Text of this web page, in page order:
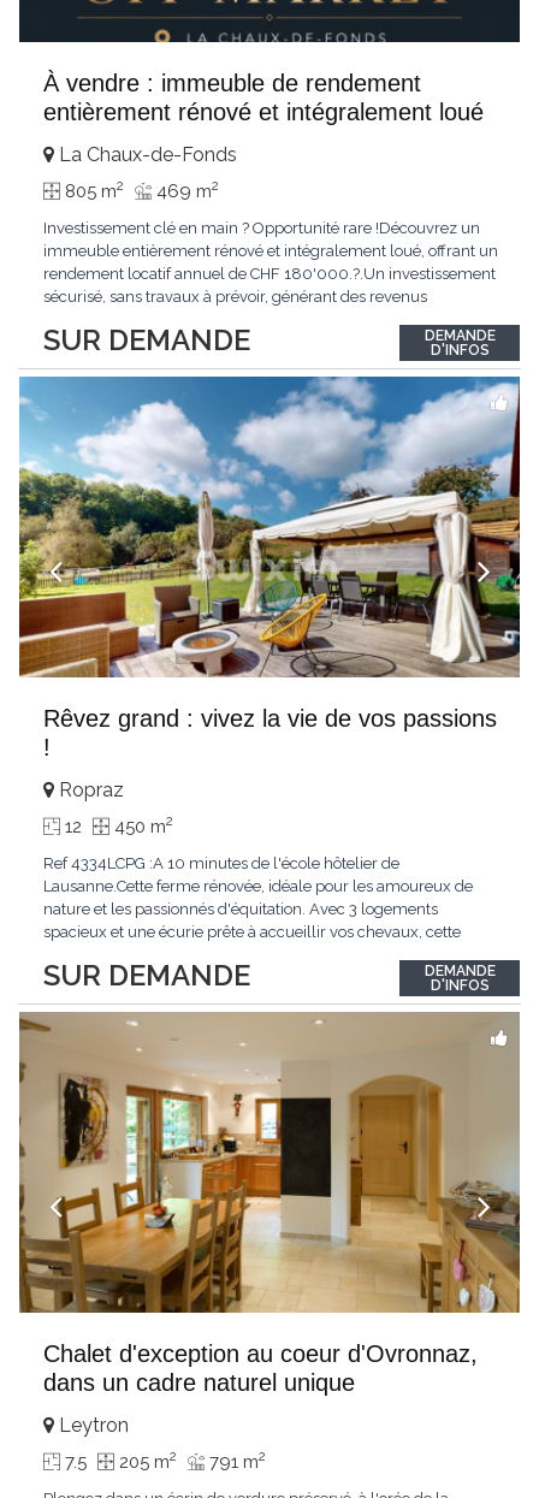
À vendre : immeuble de rendement
entièrement rénové et intégralement loué
SUR DEMANDE
La Chaux-de-Fonds
805 m2 469 m2
Investissement clé en main ? Opportunité rare !Découvrez un
immeuble entièrement rénové et intégralement loué, offrant un
rendement locatif annuel de CHF 180'000.?.Un investissement
sécurisé, sans travaux à prévoir, générant des revenus
d'informations ou recevoir le dossier.
DEMANDE
D'INFOS
Rêvez grand : vivez la vie de vos passions
!
SUR DEMANDE
Ropraz
12 450 m2
Ref 4334LCPG :A 10 minutes de l'école hôtelier de
Lausanne.Cette ferme rénovée, idéale pour les amoureux de
nature et les passionnés d'équitation. Avec 3 logements
spacieux et une écurie prête à accueillir vos chevaux, cette
authentique et confort moderne. - 3 logements confortables :
duplex 2,5 pièces, duplex 4,5 pièces avec...
DEMANDE
D'INFOS
Chalet d'exception au coeur d'Ovronnaz,
dans un cadre naturel unique
Leytron
7.5 205 m2 791 m2